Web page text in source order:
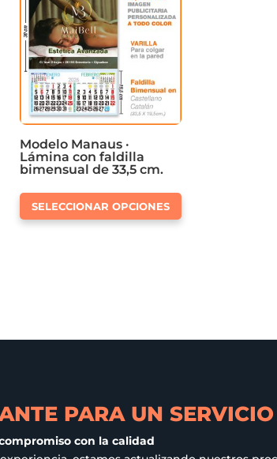
Modelo Manaus ·
Lámina con faldilla
bimensual de 33,5 cm.
SELECCIONAR OPCIONES
Este
la
PARA UN
con la calidad